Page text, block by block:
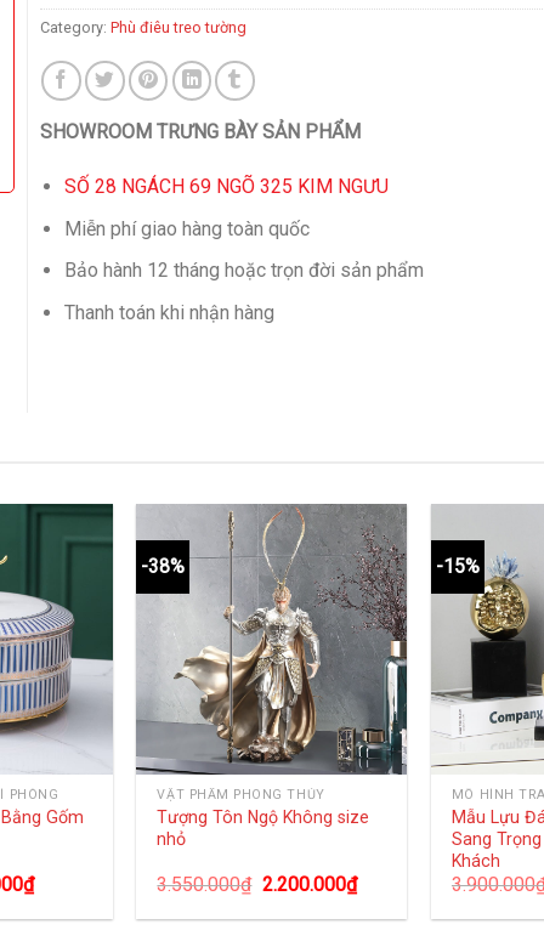
Category: Phù điêu treo tường
SHOWROOM TRƯNG BÀY SẢN PHẨM
SỐ 28 NGÁCH 69 NGÕ 325 KIM NGƯU
Miễn phí giao hàng toàn quốc
Bảo hành 12 tháng hoặc trọn đời sản phẩm
Thanh toán khi nhận hàng
PHÒNG
Gốm
₫
-38%
VẬT PHẨM PHONG THỦY
Tượng Tôn Ngộ Không size
nhỏ
3.550.000₫ 2.200.000₫
-15%
MÔ HÌNH
Mẫu Lựu
Sang
Khách
3.900.000